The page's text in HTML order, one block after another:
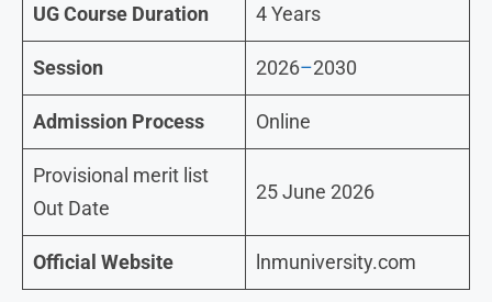
UG Course Duration 4 Years
Session 2026–2030
Admission Process Online
Provisional merit list
Out Date
25 June 2026
Official Website lnmuniversity.com